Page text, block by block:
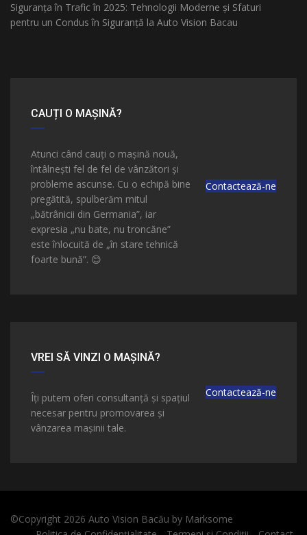
Siguranța în Trafic în 2025: Tehnologii Moderne și Sfaturi
pentru un Condus în Siguranță la Auto Vision Bacau
CAUȚI O MAȘINĂ?
Atunci când cauți o mașină nouă,
întâlnești fel de fel de vânzători și
probleme ascunse. Cu o echipă bine
pregătită, spulberăm mitul
„bătrânicii din Germania”, iar
expresia „nu bate, nu troncăne”
este înlocuită de „în stare tehnică
foarte bună”. 😊
Contactează-ne
VREI SĂ VINZI O MAȘINĂ?
Îți putem oferi consultanță și spațiul
necesar pentru promovarea și
vânzarea mașinii tale.
Contactează-ne
©Copyright 2026 Auto Vision Bacău by Marksome